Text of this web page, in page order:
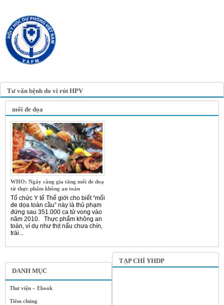
Tư vấn bệnh do vi rút HPV
DANH MỤC
Thư viện – Ebook
Tiêm chủng
mối đe dọa
WHO: Ngày càng gia tăng mối đe doạ
từ thực phẩm không an toàn
Tổ chức Y tế Thế giới cho biết “mối
đe dọa toàn cầu” này là thủ phạm
đứng sau 351.000 ca tử vong vào
năm 2010. Thực phẩm không an
toàn, ví dụ như thịt nấu chưa chín,
trái...
TẠP CHÍ YHDP